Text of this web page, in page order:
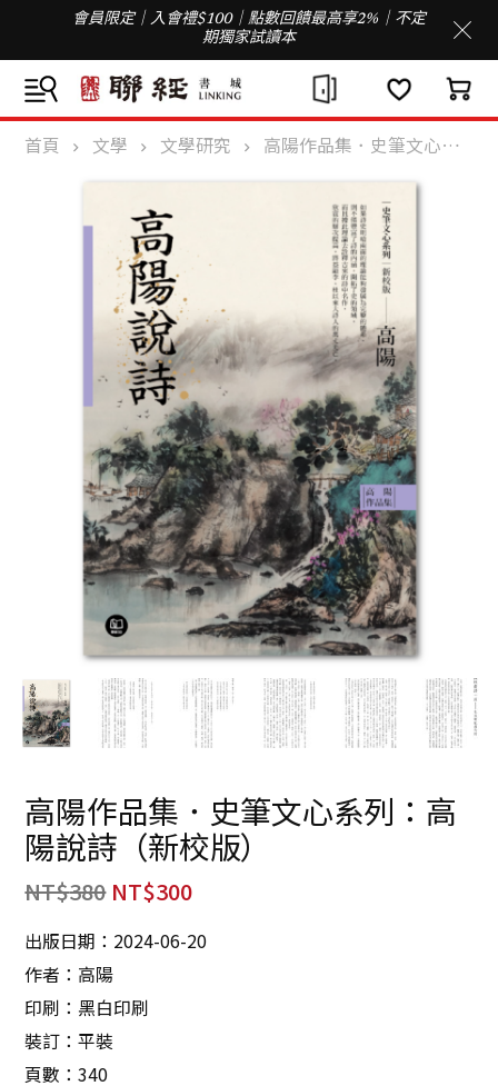
會員限定｜入會禮$100｜點數回饋最高享2%｜不定
期獨家試讀本
首頁 文學 文學研究 高陽作品集．史筆文心系列：高陽說詩（新校版）
高陽作品集．史筆文心系列：高
陽說詩（新校版）
NT$380 NT$300
出版日期：2024-06-20
作者：高陽
印刷：黑白印刷
裝訂：平裝
頁數：340